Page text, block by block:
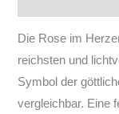
Die Rose im
reichsten und
Symbol der
vergleichbar. Eine